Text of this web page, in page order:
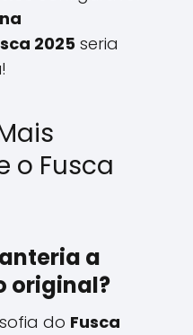
2025seria
o Fusca
a
original?
do Fusca